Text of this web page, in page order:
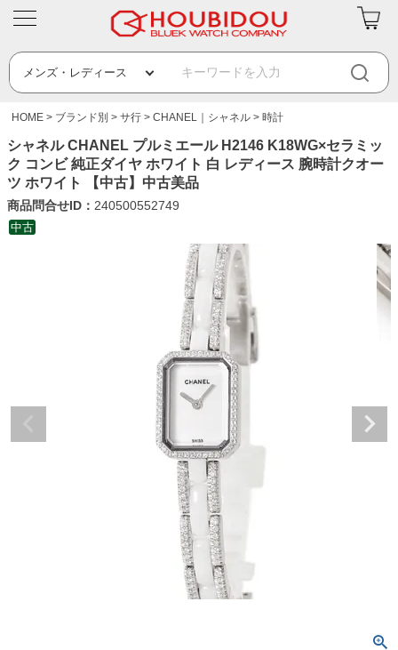
HOME ブランド別 サ行 CHANEL｜シャネル 時計
シャネル CHANEL プルミエール H2146 K18WG×セラミッ
ク コンビ 純正ダイヤ ホワイト 白 レディース 腕時計クオー
ツ ホワイト 【中古】中古美品
商品問合せID： 240500552749
中古